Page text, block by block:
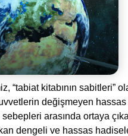
“tabiat kitabının sabitleri”
değişmeyen hassas
arasında ortaya
dengeli ve hassas